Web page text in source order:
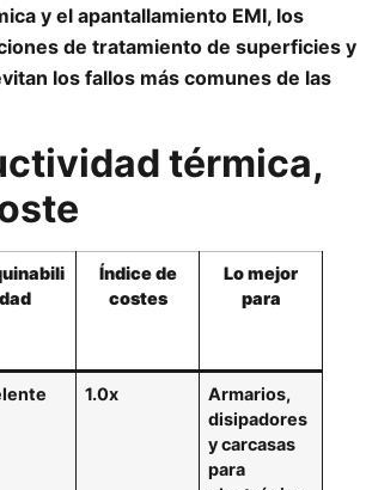
y el apantallamiento EMI, los
de tratamiento de superficies y
los fallos más comunes de las
térmica,
dad
Índice de
costes
Lo mejor
para
1.0x
Armarios,
disipadores
y carcasas
para